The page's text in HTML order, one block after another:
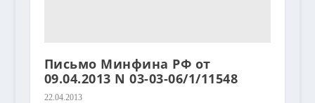
Письмо Минфина РФ от
09.04.2013 N 03-03-06/1/11548
22.04.2013